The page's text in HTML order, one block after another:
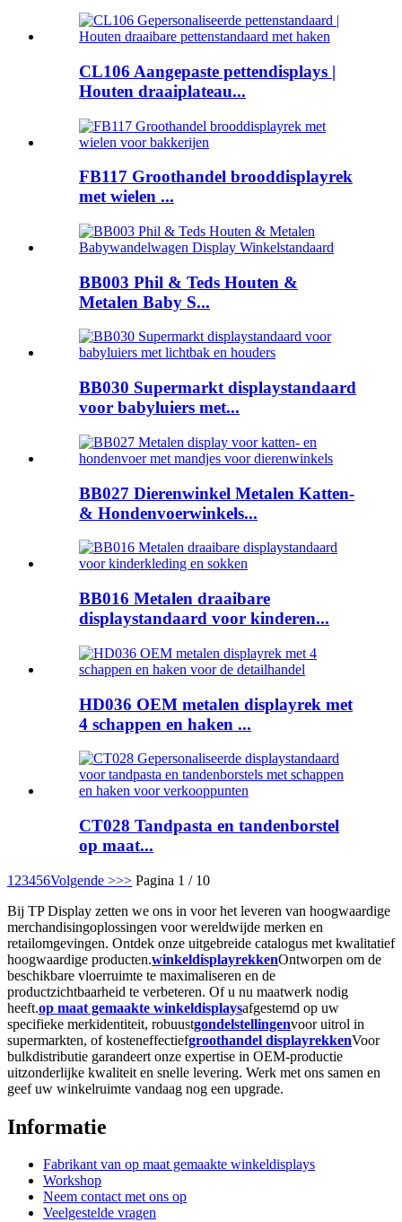
CL106 Aangepaste pettendisplays |
Houten draaiplateau...
FB117 Groothandel brooddisplayrek
met wielen ...
BB003 Phil & Teds Houten &
Metalen Baby S...
BB030 Supermarkt displaystandaard
voor babyluiers met...
BB027 Dierenwinkel Metalen Katten-
& Hondenvoerwinkels...
BB016 Metalen draaibare
displaystandaard voor kinderen...
HD036 OEM metalen displayrek met
4 schappen en haken ...
CT028 Tandpasta en tandenborstel
op maat...
1 23456Volgende >>> Pagina 1 / 10
Bij TP Display zetten we ons in voor het leveren van hoogwaardige
merchandisingoplossingen voor wereldwijde merken en
retailomgevingen. Ontdek onze uitgebreide catalogus met kwalitatief
hoogwaardige producten.winkeldisplayrekkenOntworpen om de
beschikbare vloerruimte te maximaliseren en de
productzichtbaarheid te verbeteren. Of u nu maatwerk nodig
heeft.op maat gemaakte winkeldisplaysafgestemd op uw
specifieke merkidentiteit, robuustgondelstellingenvoor uitrol in
supermarkten, of kosteneffectiefgroothandel displayrekkenVoor
bulkdistributie garandeert onze expertise in OEM-productie
uitzonderlijke kwaliteit en snelle levering. Werk met ons samen en
geef uw winkelruimte vandaag nog een upgrade.
Informatie
Fabrikant van op maat gemaakte winkeldisplays
Workshop
Neem contact met ons op
Veelgestelde vragen